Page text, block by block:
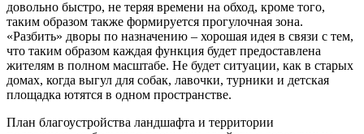
довольно быстро, не теряя времени на обход, кроме того,
таким образом также формируется прогулочная зона.
«Разбить» дворы по назначению – хорошая идея в связи с тем,
что таким образом каждая функция будет предоставлена
жителям в полном масштабе. Не будет ситуации, как в старых
домах, когда выгул для собак, лавочки, турники и детская
площадка ютятся в одном пространстве.
План благоустройства ландшафта и территории